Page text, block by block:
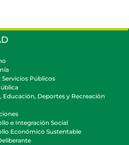
Servicios Públicos
Educación, Deportes y Recreación
e Integración Social
Económico Sustentable